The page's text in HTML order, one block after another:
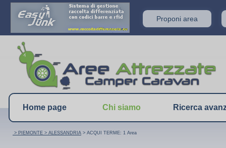
Proponi area
Home page Chi siamo Ricerca
> PIEMONTE > ALESSANDRIA > ACQUI TERME: 1 Area